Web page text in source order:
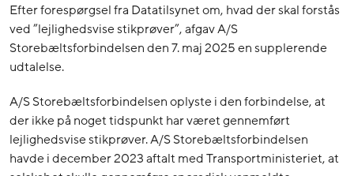
Efter forespørgsel fra Datatilsynet om, hvad der skal forstås
ved ”lejlighedsvise stikprøver”, afgav A/S
Storebæltsforbindelsen den 7. maj 2025 en supplerende
udtalelse.
A/S Storebæltsforbindelsen oplyste i den forbindelse, at
der ikke på noget tidspunkt har været gennemført
lejlighedsvise stikprøver. A/S Storebæltsforbindelsen
havde i december 2023 aftalt med Transportministeriet, at